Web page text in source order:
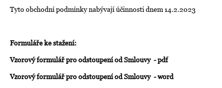
Tyto obchodní podmínky nabývají účinnosti dnem 14.2.2023
Formuláře ke stažení:
Vzorový formulář pro odstoupení od Smlouvy - pdf
Vzorový formulář pro odstoupení od Smlouvy - word